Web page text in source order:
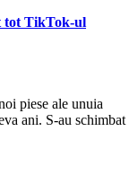
tot TikTok-ul
piese ale unuia
ani. S-au schimbat